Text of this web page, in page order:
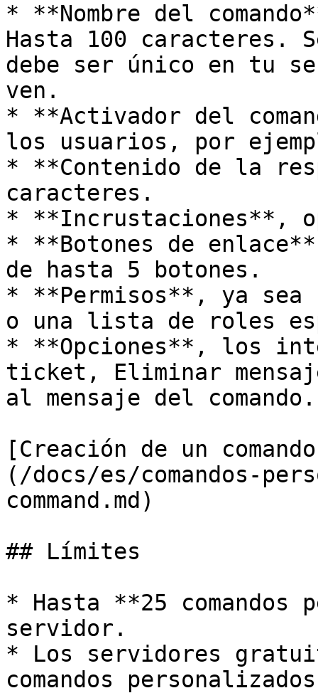
* **Nombre del
Hasta 100 caracteres.
debe ser único en tu
ven.
* **Activador del
los usuarios, por
* **Contenido de la
caracteres.
* **Incrustaciones**,
* **Botones de
de hasta 5 botones.
* **Permisos**, ya
o una lista de roles
* **Opciones**, los
ticket, Eliminar
al mensaje del comando.
[Creación de un
(/docs/es/comandos-
command.md)
## Límites
* Hasta **25 comandos
servidor.
* Los servidores
comandos